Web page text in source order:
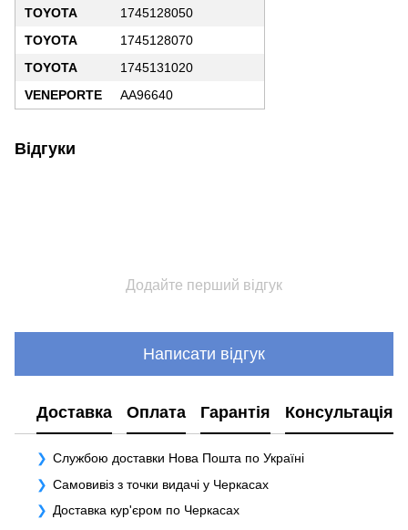
TOYOTA
1745128050
TOYOTA
1745128070
TOYOTA
1745131020
VENEPORTE
AA96640
Відгуки
Додайте перший відгук
Написати відгук
Доставка Оплата Гарантія Консультація
Службою доставки Нова Пошта по Україні
Самовивіз з точки видачі у Черкасах
Доставка кур'єром по Черкасах